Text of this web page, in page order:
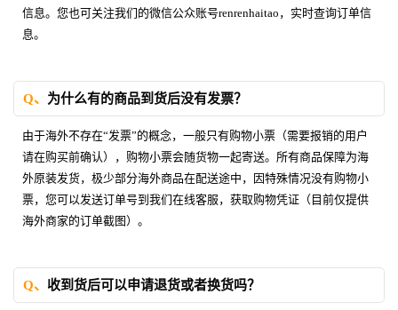
信息。您也可关注我们的微信公众账号renrenhaitao，实时查询订单信
息。
Q、 为什么有的商品到货后没有发票？
由于海外不存在“发票”的概念，一般只有购物小票（需要报销的用户
请在购买前确认），购物小票会随货物一起寄送。所有商品保障为海
外原装发货，极少部分海外商品在配送途中，因特殊情况没有购物小
票，您可以发送订单号到我们在线客服，获取购物凭证（目前仅提供
海外商家的订单截图）。
Q、 收到货后可以申请退货或者换货吗？